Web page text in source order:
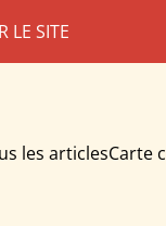
LE SITE
les articlesCarte